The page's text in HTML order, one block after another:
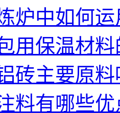
炉中如何
用保温材
砖主要原料
料有哪些优